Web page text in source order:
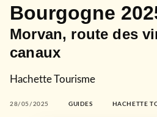
Bourgogne
Morvan, route des
canaux
Hachette Tourisme
28/05/2025 GUIDES HACHETTE